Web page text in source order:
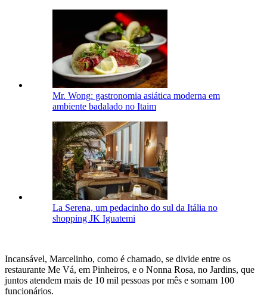
Mr. Wong: gastronomia asiática moderna em
ambiente badalado no Itaim
La Serena, um pedacinho do sul da Itália no
shopping JK Iguatemi
Incansável, Marcelinho, como é chamado, se divide entre os
restaurante Me Vá, em Pinheiros, e o Nonna Rosa, no Jardins, que
juntos atendem mais de 10 mil pessoas por mês e somam 100
funcionários.